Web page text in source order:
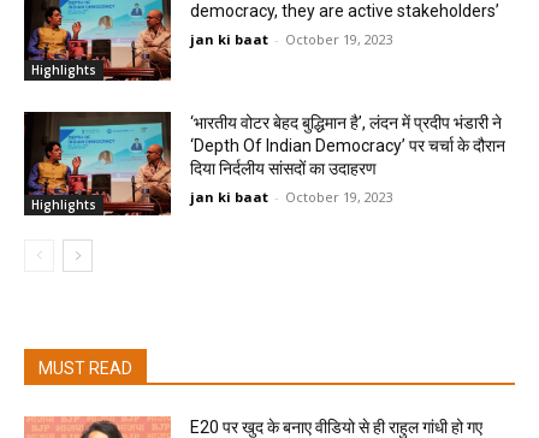
Highlights
democracy, they are active stakeholders’
jan ki baat - October 19, 2023
Highlights
‘भारतीय वोटर बेहद बुद्धिमान है’, लंदन में प्रदीप भंडारी ने
‘Depth Of Indian Democracy’ पर चर्चा के दौरान
दिया निर्दलीय सांसदों का उदाहरण
jan ki baat - October 19, 2023
MUST READ
E20 पर खुद के बनाए वीडियो से ही राहुल गांधी हो गए